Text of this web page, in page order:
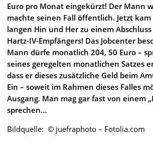
Euro pro Monat eingekürzt! Der Mann
machte seinen Fall öffentlich. Jetzt
langen Hin und Her zu einem
Hartz-IV-Empfängers! Das Jobcenter
Mann dürfe monatlich 204, 50 Euro –
seines geregelten monatlichen Satzes
dass er dieses zusätzliche Geld beim
Ein – soweit im Rahmen dieses Falles
Ausgang. Man mag gar fast von einem
sprechen…
Bildquelle: © juefraphoto – Fotolia.com